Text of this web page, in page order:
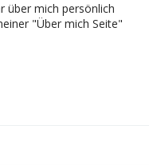
über mich persönlich
"Über mich Seite"